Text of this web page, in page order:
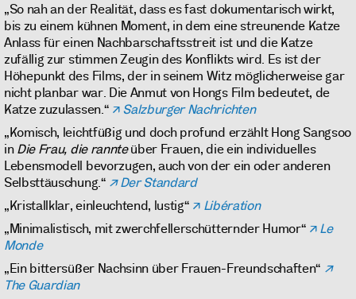
„So nah an der Realität, dass es fast dokumentarisch wirkt,
bis zu einem kühnen Moment, in dem eine streunende Katze
Anlass für einen Nachbarschaftsstreit ist und die Katze
zufällig zur stimmen Zeugin des Konflikts wird. Es ist der
Höhepunkt des Films, der in seinem Witz möglicherweise gar
nicht planbar war. Die Anmut von Hongs Film bedeutet, de
Katze zuzulassen.“
Salzburger Nachrichten
„Komisch, leichtfüßig und doch profund erzählt Hong Sangsoo
inDie Frau, die rannteüber Frauen, die ein individuelles
Lebensmodell bevorzugen, auch von der ein oder anderen
Selbsttäuschung.“
Der Standard
„Kristallklar, einleuchtend, lustig“
Libération
„Minimalistisch, mit zwerchfellerschütternder Humor“
Le
Monde
„Ein bittersüßer Nachsinn über Frauen-Freundschaften“
The Guardian